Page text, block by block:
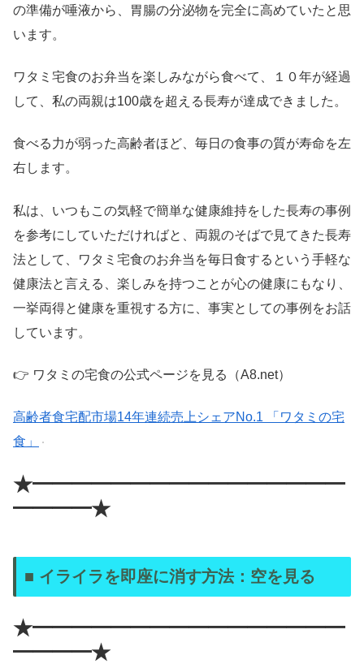
の準備が唾液から、胃腸の分泌物を完全に高めていたと思
います。
ワタミ宅食のお弁当を楽しみながら食べて、１０年が経過
して、私の両親は100歳を超える長寿が達成できました。
食べる力が弱った高齢者ほど、毎日の食事の質が寿命を左
右します。
私は、いつもこの気軽で簡単な健康維持をした長寿の事例
を参考にしていただければと、両親のそばで見てきた長寿
法として、ワタミ宅食のお弁当を毎日食するという手軽な
健康法と言える、楽しみを持つことが心の健康にもなり、
一挙両得と健康を重視する方に、事実としての事例をお話
しています。
👉 ワタミの宅食の公式ページを見る（A8.net）
高齢者食宅配市場14年連続売上シェアNo.1 「ワタミの宅
食」
★━━━━━━━━━━━━━━━━
━━━━★
■ イライラを即座に消す方法：空を見る
★━━━━━━━━━━━━━━━━
━━━━★